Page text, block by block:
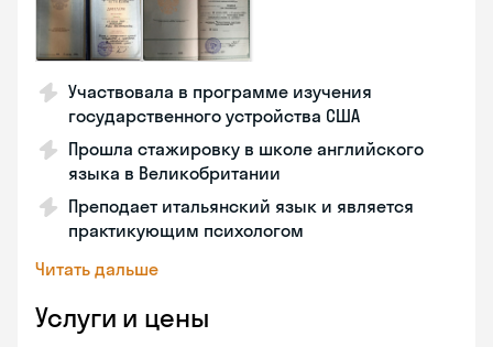
Участвовала в программе изучения
государственного устройства США
Прошла стажировку в школе английского
языка в Великобритании
Преподает итальянский язык и является
практикующим психологом
Читать дальше
Услуги и цены